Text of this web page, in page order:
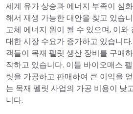
세계 유가 상승과 에너지 부족이 심
해서 재생 가능한 대안을 찾고 있습
고체 에너지 원이 될 수 있으며, 이와
대한 시장 수요가 증가하고 있습니
객들이 목재 펠릿 생산 장비를 구매
작하고 있습니다. 이들 바이오매스
릿을 가공하고 판매하여 큰 이익을
는 목재 펠릿 사업의 가공 비용이 낮
니다.